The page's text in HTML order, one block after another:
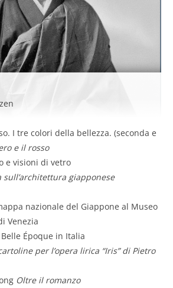
I tre colori della bellezza. (seconda e
e il rosso
e visioni di vetro
sull’architettura giapponese
nazionale del Giappone al Museo
Venezia
Époque in Italia
per l’opera lirica “Iris” di Pietro
Oltre il romanzo